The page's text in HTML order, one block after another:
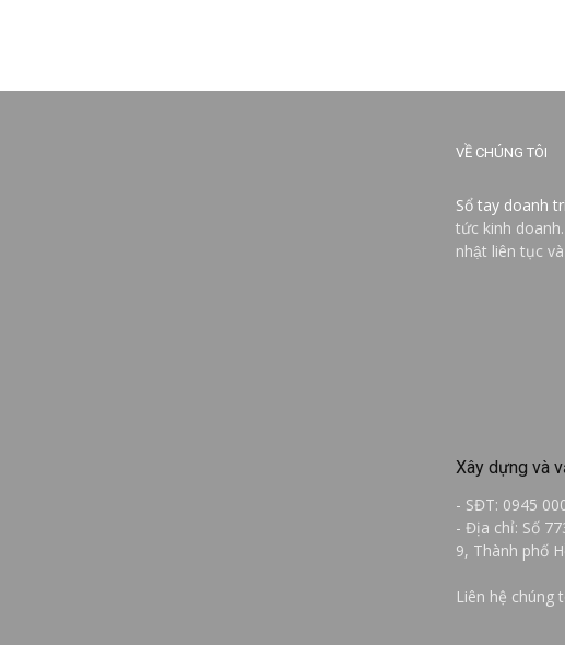
VỀ CHÚNG TÔI
Sổ tay doanh
tức kinh
nhật liên tục
Xây dựng và
- SĐT: 0945
- Địa chỉ: Số
9, Thành phố
Liên hệ chúng